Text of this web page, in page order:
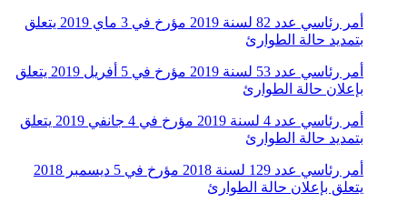
أمر رئاسي عدد 82 لسنة 2019 مؤرخ في 3 ماي 2019 يتعلق
بتمديد حالة الطوارئ
أمر رئاسي عدد 53 لسنة 2019 مؤرخ في 5 أفريل 2019 يتعلق
بإعلان حالة الطوارئ
أمر رئاسي عدد 4 لسنة 2019 مؤرخ في 4 جانفي 2019 يتعلق
بتمديد حالة الطوارئ
أمر رئاسي عدد 129 لسنة 2018 مؤرخ في 5 ديسمبر 2018
يتعلق بإعلان حالة الطوارئ